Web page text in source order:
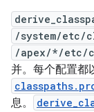
/system/etc/
/apex/*/etc/
并。每个配置都
息。